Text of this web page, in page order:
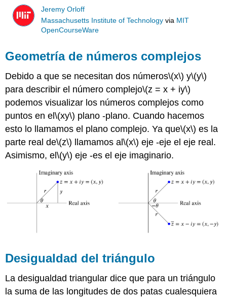
Jeremy Orloff
Massachusetts Institute of Technology via MIT
OpenCourseWare
Geometría de números complejos
Debido a que se necesitan dos números\(x\) y\(y\)
para describir el número complejo\(z = x + iy\)
podemos visualizar los números complejos como
puntos en el\(xy\) plano -plano. Cuando hacemos
esto lo llamamos el plano complejo. Ya que\(x\) es la
parte real de\(z\) llamamos al\(x\) eje -eje el eje real.
Asimismo, el\(y\) eje -es el eje imaginario.
Desigualdad del triángulo
La desigualdad triangular dice que para un triángulo
la suma de las longitudes de dos patas cualesquiera